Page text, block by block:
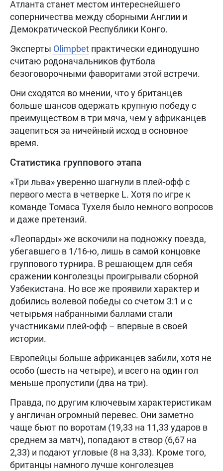
Атланта станет местом интереснейшего
соперничества между сборными Англии и
Демократической Республики Конго.
Эксперты Olimpbet практически единодушно
считаю родоначальников футбола
безоговорочными фаворитами этой встречи.
Они сходятся во мнении, что у британцев
больше шансов одержать крупную победу с
преимуществом в три мяча, чем у африканцев
зацепиться за ничейный исход в основное
время.
Статистика группового этапа
«Три льва» уверенно шагнули в плей-офф с
первого места в четверке L. Хотя по игре к
команде Томаса Тухеля было немного вопросов
и даже претензий.
«Леопарды» же вскочили на подножку поезда,
убегавшего в 1/16-ю, лишь в самой концовке
группового турнира. В решающем для себя
сражении конголезцы проигрывали сборной
Узбекистана. Но все же проявили характер и
добились волевой победы со счетом 3:1 и с
четырьмя набранными баллами стали
участниками плей-офф – впервые в своей
истории.
Европейцы больше африканцев забили, хотя не
особо (шесть на четыре), и всего на один гол
меньше пропустили (два на три).
Правда, по другим ключевым характеристикам
у англичан огромный перевес. Они заметно
чаще бьют по воротам (19,33 на 11,33 ударов в
среднем за матч), попадают в створ (6,67 на
2,33) и подают угловые (8 на 3,33). Кроме того,
британцы намного лучше конголезцев